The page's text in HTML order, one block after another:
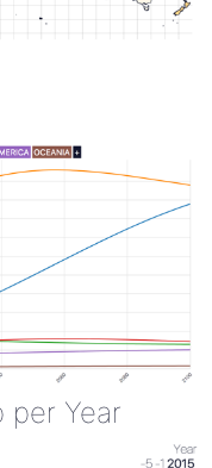
per Year